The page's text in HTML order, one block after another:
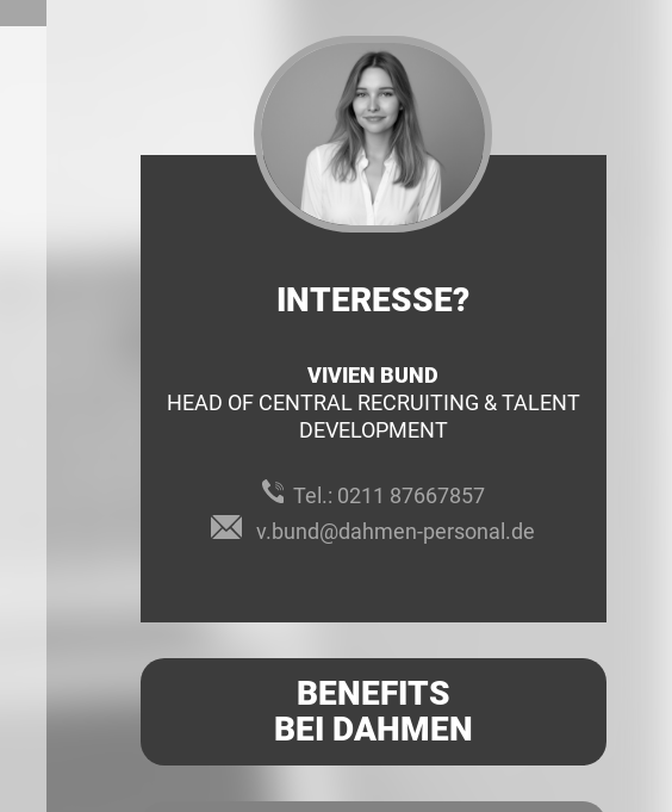
INTERESSE?
VIVIEN BUND
HEAD OF CENTRAL RECRUITING & TALENT
DEVELOPMENT
Tel.: 0211 87667857
v.bund@dahmen-personal.de
BENEFITS
BEI DAHMEN